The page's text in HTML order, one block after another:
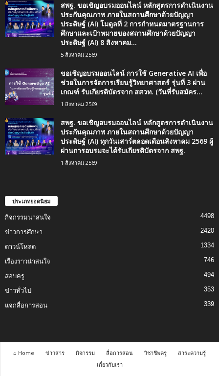
สพฐ. ขอเชิญอบรมออนไลน์ หลักสูตรการดำเนินงาน
ประกันคุณภาพ ภายในสถานศึกษาด้วยปัญญา
ประดิษฐ์ (AI) โมดูลที่ 2 การกำหนดมาตรฐานการ
ศึกษาและเป้าหมายของสถานศึกษาด้วยปัญญา
ประดิษฐ์ (AI) 8 สิงหาคม...
5 สิงหาคม 2569
ขอเชิญอบรมออนไลน์ การใช้ Generative AI เพื่อ
ช่วยในการจัดการเรียนรู้วิทยาศาสตร์ รุ่นที่ 3 ผ่าน
เกณฑ์ รับเกียรติบัตรจาก สสวท. (วันที่รับสมัคร...
1 สิงหาคม 2569
สพฐ. ขอเชิญอบรมออนไลน์ หลักสูตรการดำเนินงาน
ประกันคุณภาพ ภายในสถานศึกษาด้วยปัญญา
ประดิษฐ์ (AI) ทุกวันเสาร์ตลอดเดือนสิงหาคม 2569 ผู้
ผ่านการอบรมจะได้รับเกียรติบัตรจาก สพฐ.
1 สิงหาคม 2569
ประเภทยอดนิยม
กิจกรรมน่าสนใจ 4498
ข่าวการศึกษา 2420
ดาวน์โหลด 1334
เรื่องราวน่าสนใจ 746
สอบครู 494
ข่าวทั่วไป 353
แจกสื่อการสอน 339
⌂ Home ข่าวสาร กิจกรรม สื่อการสอน วิชาชีพครู
สาระความรู้
เกี่ยวกับเรา